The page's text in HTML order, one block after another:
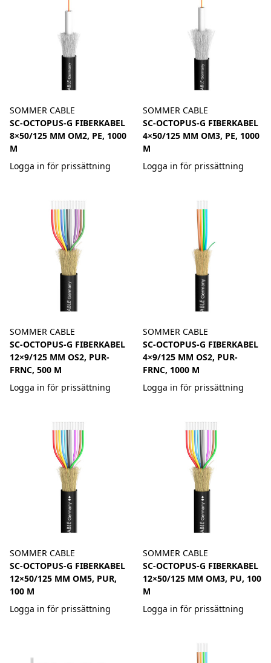
SOMMER CABLE
SC-OCTOPUS-G FIBERKABEL
8×50/125 ΜM OM2, PE, 1000
M
Logga in för prissättning
SOMMER CABLE
SC-OCTOPUS-G FIBERKABEL
4×50/125 ΜM OM3, PE, 1000
M
Logga in för prissättning
SOMMER CABLE
SC-OCTOPUS-G FIBERKABEL
12×9/125 ΜM OS2, PUR-
FRNC, 500 M
Logga in för prissättning
SOMMER CABLE
SC-OCTOPUS-G FIBERKABEL
4×9/125 ΜM OS2, PUR-
FRNC, 1000 M
Logga in för prissättning
SOMMER CABLE
SC-OCTOPUS-G FIBERKABEL
12×50/125 ΜM OM5, PUR,
100 M
Logga in för prissättning
SOMMER CABLE
SC-OCTOPUS-G FIBERKABEL
12×50/125 ΜM OM3, PU, 100
M
Logga in för prissättning